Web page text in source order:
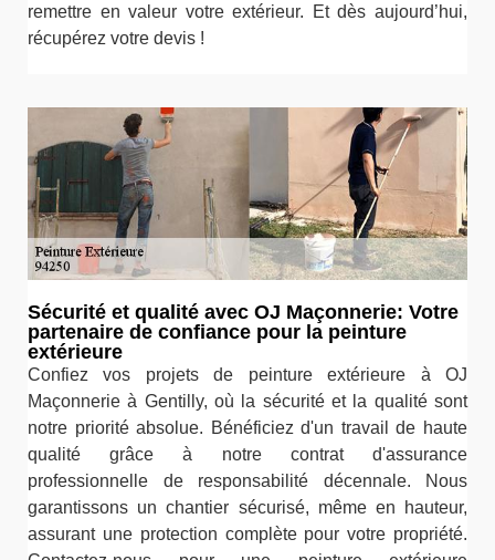
remettre en valeur votre extérieur. Et dès aujourd’hui,
récupérez votre devis !
Sécurité et qualité avec OJ Maçonnerie: Votre
partenaire de confiance pour la peinture
extérieure
Confiez vos projets de peinture extérieure à OJ
Maçonnerie à Gentilly, où la sécurité et la qualité sont
notre priorité absolue. Bénéficiez d'un travail de haute
qualité grâce à notre contrat d'assurance
professionnelle de responsabilité décennale. Nous
garantissons un chantier sécurisé, même en hauteur,
assurant une protection complète pour votre propriété.